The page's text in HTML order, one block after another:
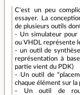
C'est un peu
essayer. La
de plusieurs outils
- Un simulateur pour
ou VHDL représente
- un outil de
représentation à
partie vient du PDK)
- Un outil de
chaque élément sur la
- Un outil de